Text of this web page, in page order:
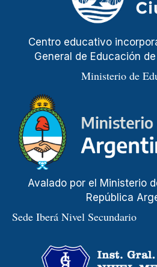
Centro educativo
General de Educación
Ministerio de
Avalado por el Ministerio
República
Sede Iberá Nivel Secundario